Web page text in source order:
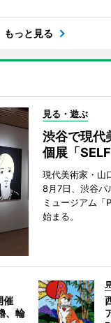
もっと見る
見る・遊ぶ
渋谷で現代
個展「
現代美術家・山
8月7日、渋谷パ
ミュージアム「
始まる。
催
、輪